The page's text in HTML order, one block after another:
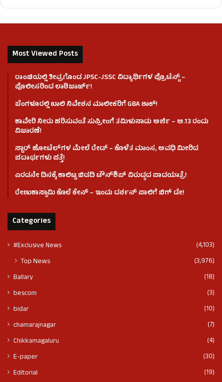
Most Viewed Posts
ರಾಂಚಿಯಲ್ಲಿ ತೀವ್ರಗೊಂಡ JPSC-JSSC ವಿದ್ಯಾರ್ಥಿಗಳ ಪ್ರೊಟೆಸ್ಟ್ –
ಪೊಲೀಸರಿಂದ ಲಾಠಿಚಾರ್ಜ್!
ಬೆಂಗಳೂರಲ್ಲಿ ಖಾಲಿ ನಿವೇಶನ ಮಾಲೀಕರಿಗೆ GBA ಶಾಕ್!
ಕಾವೇರಿ ನೀರು ಹರಿಸುವಂತೆ ಸುಪ್ರೀಂಗೆ ತಮಿಳುನಾಡು ಅರ್ಜಿ – ಆ.13 ರಂದು
ವಿಚಾರಣೆ!
ಸ್ಟಾರ್ ಹೋಟೆಲ್​​​ಗಳ ಮೇಲೆ ರೇಡ್ – ಕೊಳೆತ ಮಾಂಸ, ಅವಧಿ ಮೀರಿದ
ಪದಾರ್ಥಗಳು ಪತ್ತೆ!
ಎರಡನೇ ದಿನಕ್ಕೆ ಕಾಲಿಟ್ಟ ಬಿಡದಿ ಟೌನ್​ಶಿಪ್ ವಿರುದ್ಧದ ಪಾದಯಾತ್ರೆ!
ರೇಣುಕಾಸ್ವಾಮಿ ಕೊಲೆ‌ ಕೇಸ್​ – ಇಂದು ದರ್ಶನ್ ಪಾಲಿಗೆ ಬಿಗ್ ಡೇ!
Categories
#Exclusive News (4,103)
Top News (3,976)
Ballary
(18)
bescom
(3)
bidar
(10)
chamarajnagar
(7)
Chikkamagaluru
(4)
E-paper
(30)
Editorial
(19)